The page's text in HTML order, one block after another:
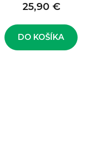
25,90 €
DO KOŠÍKA